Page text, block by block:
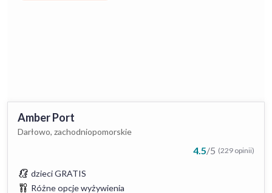
Amber Port
Darłowo, zachodniopomorskie
4.5/5 (229 opinii)
dzieci GRATIS
Różne opcje wyżywienia